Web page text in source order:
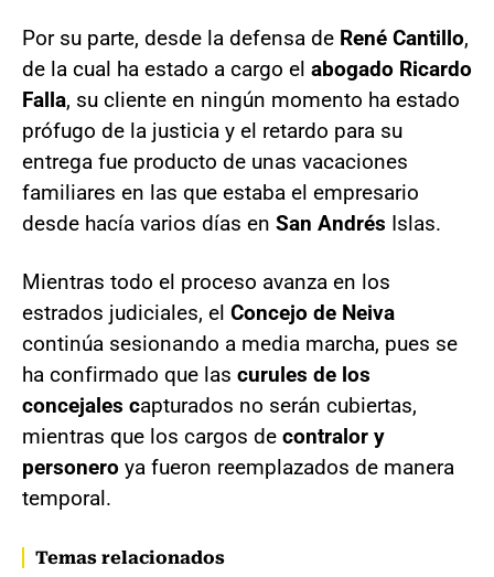
Por su parte, desde la defensa de René Cantillo,
de la cual ha estado a cargo el abogado Ricardo
Falla, su cliente en ningún momento ha estado
prófugo de la justicia y el retardo para su
entrega fue producto de unas vacaciones
familiares en las que estaba el empresario
desde hacía varios días en San Andrés Islas.
Mientras todo el proceso avanza en los
estrados judiciales, el Concejo de Neiva
continúa sesionando a media marcha, pues se
ha confirmado que las curules de los
concejales capturados no serán cubiertas,
mientras que los cargos de contralor y
personero ya fueron reemplazados de manera
temporal.
Temas relacionados